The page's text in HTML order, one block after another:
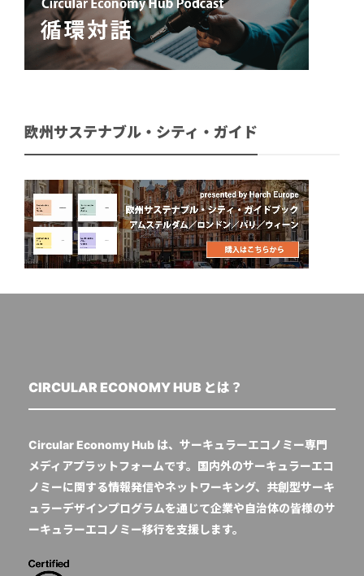
欧州サステナブル・シティ・ガイド
CIRCULAR ECONOMY HUB とは？
Circular Economy Hub は、サーキュラーエコノミー専門
メディアプラットフォームです。国内外のサーキュラーエコ
ノミーに関する情報発信やネットワーキング、共創型サーキ
ュラーデザインプログラムを通じて企業や自治体の皆様のサ
ーキュラーエコノミー移行を支援します。